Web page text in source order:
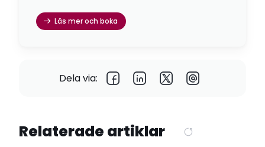
Läs mer och boka
Dela via:
Relaterade artiklar